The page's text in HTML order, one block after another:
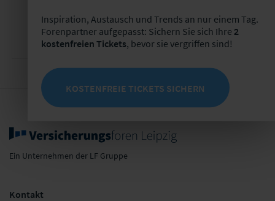
User Group "Kapitalanlagemanagement
im Versicherungsunternehmen"
Inspiration, Austausch und Trends an nur einem Tag.
Forenpartner aufgepasst: Sichern Sie sich Ihre 2
kostenfreien Tickets, bevor sie vergriffen sind!
KOSTENFREIE TICKETS SICHERN
Ein Unternehmen der LF Gruppe
Kontakt